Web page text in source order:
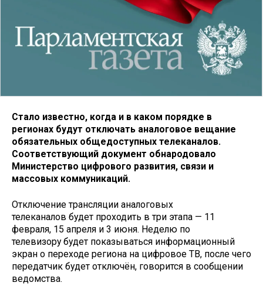
Стало известно, когда и в каком порядке в
регионах будут отключать аналоговое вещание
обязательных общедоступных телеканалов.
Соответствующий документ обнародовало
Министерство цифрового развития, связи и
массовых коммуникаций.
Отключение трансляции аналоговых
телеканалов будет проходить в три этапа — 11
февраля, 15 апреля и 3 июня. Неделю по
телевизору будет показываться информационный
экран о переходе региона на цифровое ТВ, после чего
передатчик будет отключён, говорится в сообщении
ведомства.